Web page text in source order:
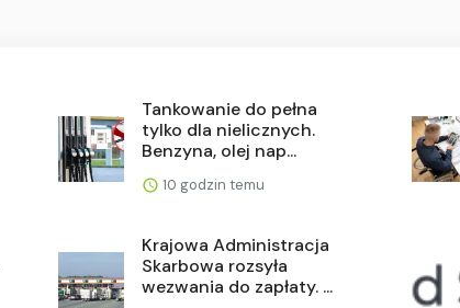
Tankowanie do pełna
tylko dla nielicznych.
Benzyna, olej nap...
10 godzin temu
Krajowa Administracja
Skarbowa rozsyła
wezwania do zapłaty. ...